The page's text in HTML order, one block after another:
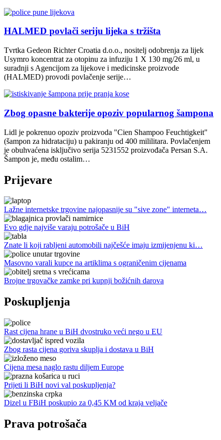
HALMED povlači seriju lijeka s tržišta
Tvrtka Gedeon Richter Croatia d.o.o., nositelj odobrenja za lijek
Usymro koncentrat za otopinu za infuziju 1 X 130 mg/26 ml, u
suradnji s Agencijom za lijekove i medicinske proizvode
(HALMED) provodi povlačenje serije…
Zbog opasne bakterije opoziv popularnog šampona
Lidl je pokrenuo opoziv proizvoda "Cien Shampoo Feuchtigkeit"
(šampon za hidrataciju) u pakiranju od 400 mililitara. Povlačenjem
je obuhvaćena isključivo serija 5231552 proizvođača Persan S.A.
Šampon je, među ostalim…
Prijevare
Lažne internetske trgovine najopasnije su "sive zone" interneta…
Evo gdje najviše varaju potrošače u BiH
Znate li koji rabljeni automobili najčešće imaju izmijenjenu ki…
Masovno varali kupce na artiklima s ograničenim cijenama
Brojne trgovačke zamke pri kupnji božićnih darova
Poskupljenja
Rast cijena hrane u BiH dvostruko veći nego u EU
Zbog rasta cijena goriva skuplja i dostava u BiH
Cijena mesa naglo rastu diljem Europe
Prijeti li BiH novi val poskupljenja?
Dizel u FBiH poskupio za 0,45 KM od kraja veljače
Prava potrošača